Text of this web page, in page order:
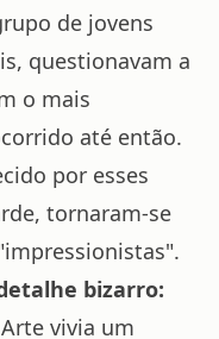
de jovens
questionavam a
o mais
até então.
por esses
tornaram-se
bizarro:
vivia um